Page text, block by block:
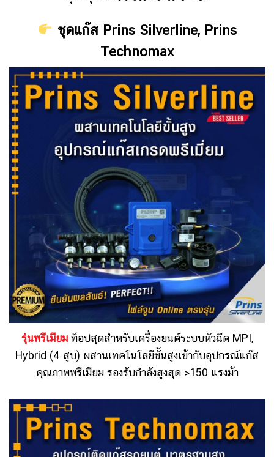
ชุดแก๊ส Prins Silverline, Prins
Technomax
รุ่นพรีเมียมท็อปสุดสำหรับเครื่องยนต์ระบบหัวฉีด MPI,
Hybrid (4 สูบ) ผสานเทคโนโลยีขั้นสูงเข้ากับอุปกรณ์แก๊ส
คุณภาพพรีเมียม รองรับกำลังสูงสุด >150 แรงม้า